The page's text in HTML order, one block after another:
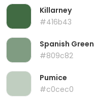
Killarney
#416b43
Spanish Green
#809c82
Pumice
#c0cec0